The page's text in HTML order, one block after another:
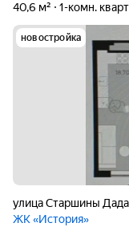
40,6 м² 1-комн.
новостройка
улица Старшины
ЖК «История»